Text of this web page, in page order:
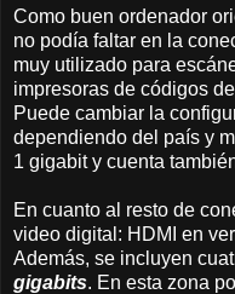
Como buen ordenador
no podía faltar en la
muy utilizado para
impresoras de códigos
Puede cambiar la
dependiendo del país y
1 gigabit y cuenta
En cuanto al resto de
video digital: HDMI en
Además, se incluyen
gigabits. En esta zona